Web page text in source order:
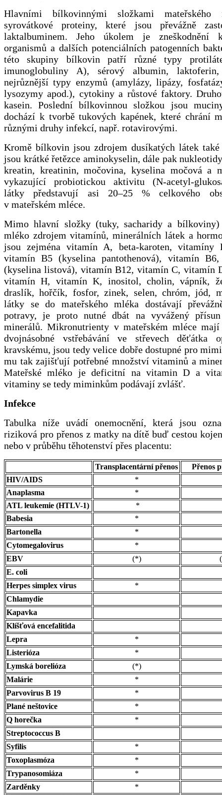
Hlavními bílkovinnými složkami mateřského
syrovátkové proteiny, které jsou převážně
laktalbuminem. Jeho úkolem je zneškodnění
organismů a dalších potenciálních patogenních
této skupiny bílkovin patří různé typy
imunoglobuliny A), sérový albumin, laktoferin,
nejrůznější typy enzymů (amylázy, lipázy,
lysozymy apod.), cytokiny a růstové faktory.
kasein. Poslední bílkovinnou složkou jsou
dochází k tvorbě tukových kapének, které chrání
různými druhy infekcí, např. rotavirovými.
Kromě bílkovin jsou zdrojem dusíkatých látek také
jsou krátké řetězce aminokyselin, dále pak
kreatin, kreatinin, močovina, kyselina močová a
vykazující probiotickou aktivitu (N-acetyl-
látky představují asi 20–25 % celkového
v mateřském mléce.
Mimo hlavní složky (tuky, sacharidy a bílkoviny)
mléko zdrojem vitamínů, minerálních látek a
jsou zejména vitamín A, beta-karoten, vitamíny
vitamín B5 (kyselina pantothenová), vitamín
(kyselina listová), vitamín B12, vitamín C, vitamín
vitamín H, vitamín K, inositol, cholin, vápník,
draslík, hořčík, fosfor, zinek, selen, chróm, jód,
látky se do mateřského mléka dostávají
potravy, je proto nutné dbát na vyvážený
minerálů. Mikronutrienty v mateřském mléce mají
dvojnásobné vstřebávání ve střevech děťátka
kravskému, jsou tedy velice dobře dostupné pro
mu tak zajišťují potřebné množství vitaminů a
Mateřské mléko je deficitní na vitamin D a
vitaminy se tedy miminkům podávají zvlášť.
Infekce
Tabulka níže uvádí onemocnění, která jsou
riziková pro přenos z matky na dítě buď cestou
nebo v průběhu těhotenství přes placentu:
Transplacentární přenos
Přenos
HIV/AIDS
*
Anaplasma
*
ATL leukemie (HTLV-1)
*
Babesia
*
Bartonella
*
Cytomegalovirus
*
EBV
(*)
E. coli
Herpes simplex virus
*
Chlamydie
Kapavka
Klíšťová encefalitida
Lepra
*
Listerióza
*
Lymská borelióza
(*)
Malárie
*
Parvovirus B 19
*
Plané neštovice
*
Q horečka
*
Streptococcus B
Syfilis
*
Toxoplasmóza
*
Trypanosomiáza
*
Zarděnky
*